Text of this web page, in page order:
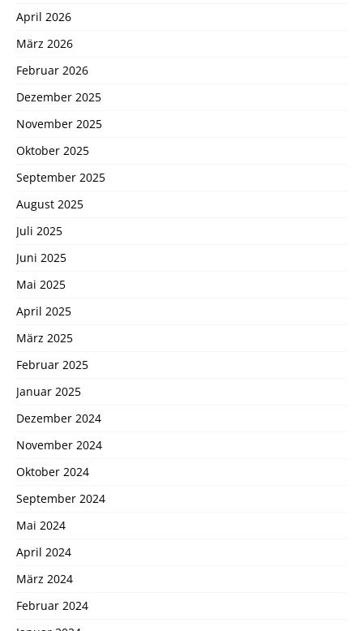
April 2026
März 2026
Februar 2026
Dezember 2025
November 2025
Oktober 2025
September 2025
August 2025
Juli 2025
Juni 2025
Mai 2025
April 2025
März 2025
Februar 2025
Januar 2025
Dezember 2024
November 2024
Oktober 2024
September 2024
Mai 2024
April 2024
März 2024
Februar 2024